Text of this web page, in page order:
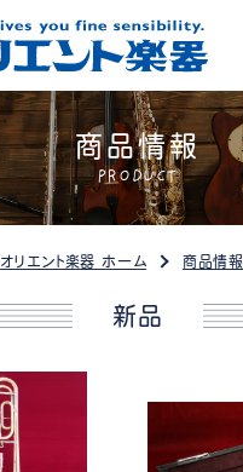
商品情報
PRODUCT
オリエント楽器 ホーム 商品情報
新品